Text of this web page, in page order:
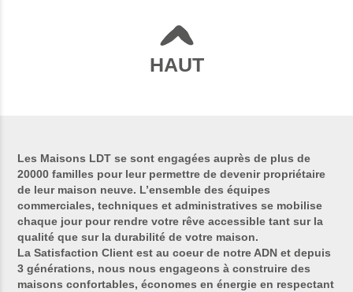
HAUT
Les Maisons LDT se sont engagées auprès de plus de
20000 familles pour leur permettre de devenir propriétaire
de leur maison neuve. L’ensemble des équipes
commerciales, techniques et administratives se mobilise
chaque jour pour rendre votre rêve accessible tant sur la
qualité que sur la durabilité de votre maison.
La Satisfaction Client est au coeur de notre ADN et depuis
3 générations, nous nous engageons à construire des
maisons confortables, économes en énergie en respectant